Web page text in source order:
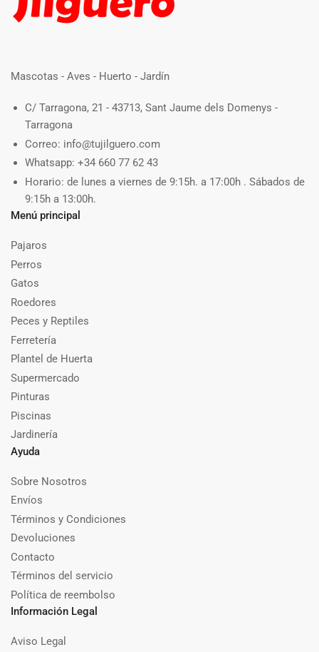
Mascotas - Aves - Huerto - Jardín
C/ Tarragona, 21 - 43713, Sant Jaume dels Domenys -
Tarragona
Correo: info@tujilguero.com
Whatsapp: +34 660 77 62 43
Horario: de lunes a viernes de 9:15h. a 17:00h . Sábados de
9:15h a 13:00h.
Menú principal
Pajaros
Perros
Gatos
Roedores
Peces y Reptiles
Ferretería
Plantel de Huerta
Supermercado
Pinturas
Piscinas
Jardinería
Ayuda
Sobre Nosotros
Envíos
Términos y Condiciones
Devoluciones
Contacto
Términos del servicio
Política de reembolso
Información Legal
Aviso Legal